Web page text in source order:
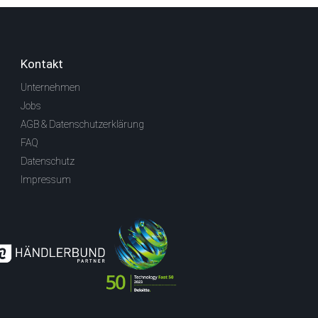
Kontakt
Unternehmen
Jobs
AGB & Datenschutzerklärung
FAQ
Datenschutz
Impressum